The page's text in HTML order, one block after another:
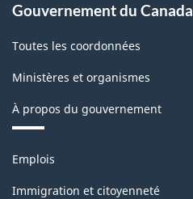
la
classification
Gouvernement du Canada
Toutes les coordonnées
Ministères et organismes
À propos du gouvernement
Thèmes
sujets
Emplois
Immigration et citoyenneté